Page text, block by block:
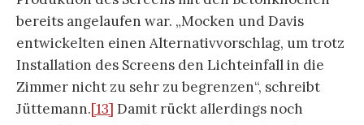
bereits angelaufen war. „Mocken und Davis
entwickelten einen Alternativvorschlag, um trotz
Installation des Screens den Lichteinfall in die
Zimmer nicht zu sehr zu begrenzen“, schreibt
Jüttemann.[13] Damit rückt allerdings noch